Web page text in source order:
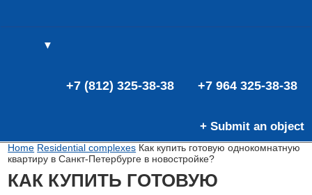
▼
+7 964 325-38-38
+7 (812) 325-38-38
+ Submit an object
Home Residential complexes Как купить готовую однокомнатную
квартиру в Санкт-Петербурге в новостройке?
КАК КУПИТЬ ГОТОВУЮ